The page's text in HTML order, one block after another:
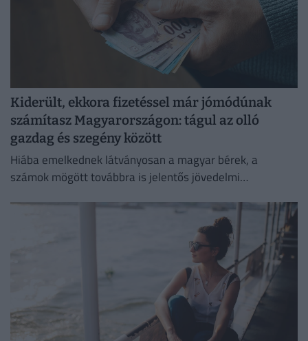
Kiderült, ekkora fizetéssel már jómódúnak
számítasz Magyarországon: tágul az olló
gazdag és szegény között
Hiába emelkednek látványosan a magyar bérek, a
számok mögött továbbra is jelentős jövedelmi